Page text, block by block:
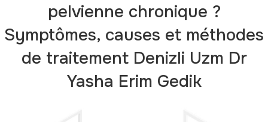
pelvienne chronique ?
Symptômes, causes et méthodes
de traitement Denizli Uzm Dr
Yasha Erim Gedik